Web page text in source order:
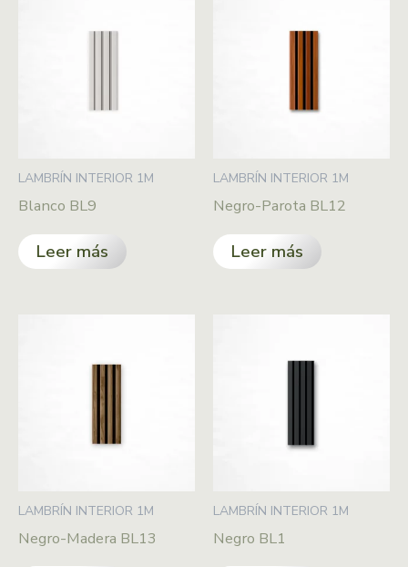
LAMBRÍN INTERIOR 1M
Blanco BL9
Leer más
LAMBRÍN INTERIOR 1M
Negro-Parota BL12
Leer más
LAMBRÍN INTERIOR 1M
Negro-Madera BL13
LAMBRÍN INTERIOR 1M
Negro BL1